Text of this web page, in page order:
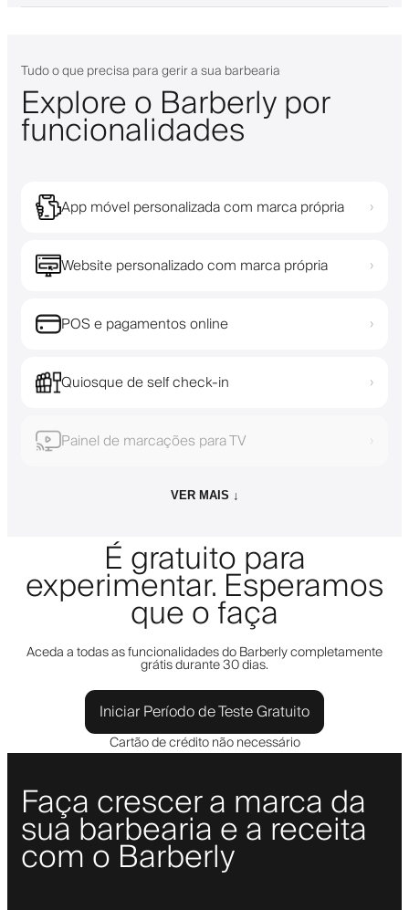
Tudo o que precisa para gerir a sua barbearia
Explore o Barberly por
funcionalidades
App móvel personalizada com marca própria ›
Website personalizado com marca própria ›
POS e pagamentos online ›
Quiosque de self check-in ›
Painel de marcações para TV ›
VER MAIS ↓
É gratuito para
experimentar. Esperamos
que o faça
Aceda a todas as funcionalidades do Barberly completamente
grátis durante 30 dias.
Iniciar Período de Teste Gratuito
Cartão de crédito não necessário
Faça crescer a marca da
sua barbearia e a receita
com o Barberly